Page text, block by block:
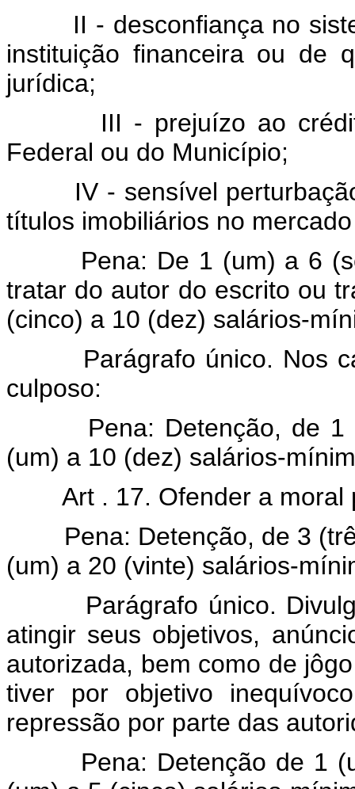
II - desconfiança no
instituição financeira ou de
jurídica;
III - prejuízo ao crédito
Federal ou do Município;
IV - sensível perturbação
títulos imobiliários no
Pena: De 1 (um) a 6
tratar do autor do escrito ou
(cinco) a 10 (dez) salários-
Parágrafo único. Nos
culposo:
Pena: Detenção, de 1
(um) a 10 (dez) salários-
Art . 17. Ofender a
Pena: Detenção, de 3
(um) a 20 (vinte) salários-
Parágrafo único.
atingir seus objetivos,
autorizada, bem como de
tiver por objetivo
repressão por parte das
Pena: Detenção de 1